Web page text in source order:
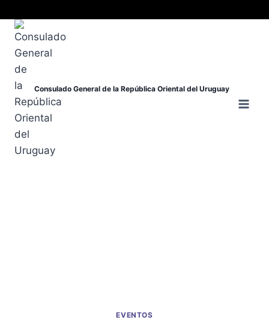
Consulado General de la República Oriental del Uruguay
EVENTOS